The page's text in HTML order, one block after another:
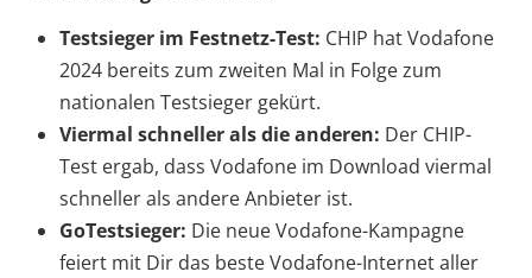
Testsieger im Festnetz-Test: CHIP hat Vodafone
2024 bereits zum zweiten Mal in Folge zum
nationalen Testsieger gekürt.
Viermal schneller als die anderen: Der CHIP-
Test ergab, dass Vodafone im Download viermal
schneller als andere Anbieter ist.
GoTestsieger: Die neue Vodafone-Kampagne
feiert mit Dir das beste Vodafone-Internet aller